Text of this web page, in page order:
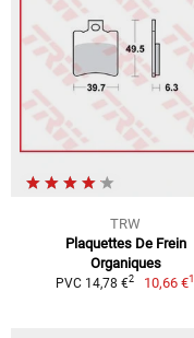
TRW
Plaquettes De Frein
Organiques
PVC 14,78 €2 10,66 €1